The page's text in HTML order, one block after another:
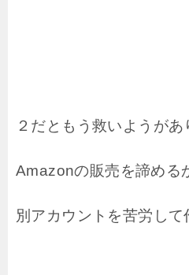
２だともう救いようがあ
Amazonの販売を諦める
別アカウントを苦労して